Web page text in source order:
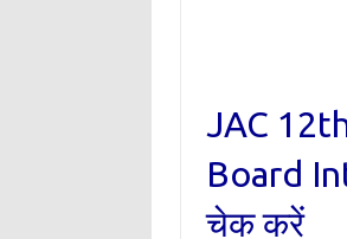
JAC
Board
चेक करें